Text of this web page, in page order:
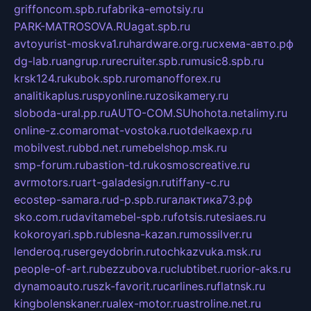
griffoncom.spb.rufabrika-emotsiy.ru
PARK-MATROSOVA.RUagat.spb.ru
avtoyurist-moskva1.ruhardware.org.ruсхема-авто.рф
dg-lab.ruangrup.rurecruiter.spb.rumusic8.spb.ru
krsk124.rukubok.spb.ruromanofforex.ru
analitikaplus.ruspyonline.ruzosikamery.ru
sloboda-ural.pp.ruAUTO-COM.SUhohota.netalimy.ru
online-z.comaromat-vostoka.ruotdelkaexp.ru
mobilvest.rubbd.net.rumebelshop.msk.ru
smp-forum.rubastion-td.rukosmoscreative.ru
avrmotors.ruart-galadesign.rutiffany-c.ru
ecostep-samara.rud-p.spb.ruгалактика73.рф
sko.com.rudavitamebel-spb.rufotsis.rutesiaes.ru
kokoroyari.spb.rublesna-kazan.rumossilver.ru
lenderoq.rusergeydobrin.rutochkazvuka.msk.ru
people-of-art.rubezzubova.ruclubtibet.ruorior-aks.ru
dynamoauto.ruszk-favorit.rucarlines.ruflatnsk.ru
kingbolenskaner.rualex-motor.ruastroline.net.ru